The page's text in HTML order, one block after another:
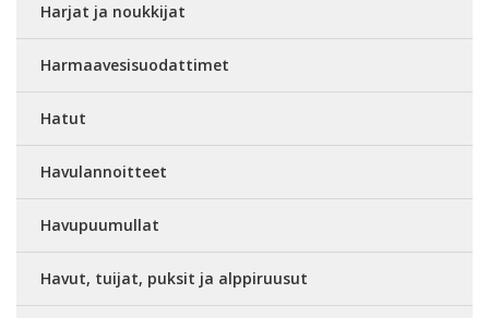
Harjat ja noukkijat
Harmaavesisuodattimet
Hatut
Havulannoitteet
Havupuumullat
Havut, tuijat, puksit ja alppiruusut